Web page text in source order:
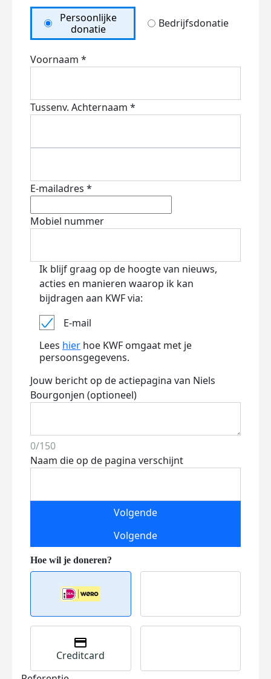
Persoonlijke
donatie
Bedrijfsdonatie
Voornaam *
Tussenv. Achternaam *
E-mailadres *
Mobiel nummer
Ik blijf graag op de hoogte van nieuws,
acties en manieren waarop ik kan
bijdragen aan KWF via:
E-mail
Lees hier hoe KWF omgaat met je
persoonsgegevens.
Jouw bericht op de actiepagina van Niels
Bourgonjen (optioneel)
0/150
Naam die op de pagina verschijnt
Volgende
Volgende
Creditcard